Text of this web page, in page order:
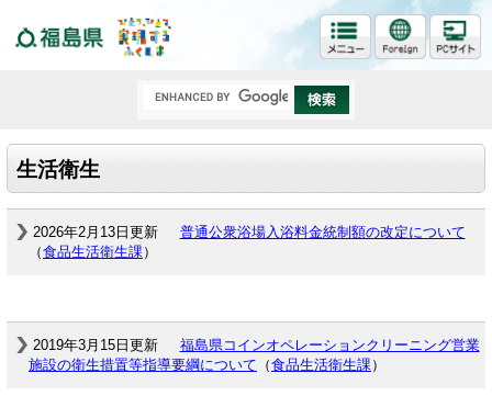
生活衛生
2026年2月13日更新
普通公衆浴場入浴料金統制額の改定について
（食品生活衛生課）
2019年3月15日更新
福島県コインオペレーションクリーニング営業
施設の衛生措置等指導要綱について （食品生活衛生課）